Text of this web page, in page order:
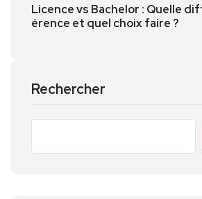
Licence vs Bachelor : Quelle
érence et quel choix faire ?
Rechercher